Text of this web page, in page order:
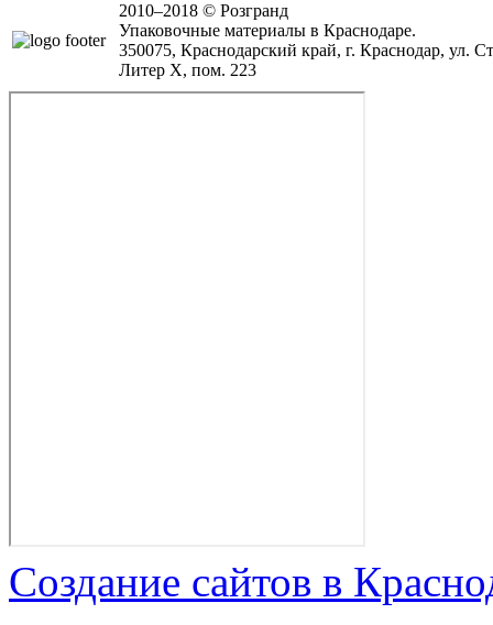
2010–2018 © Розгранд
Упаковочные материалы в Краснодаре.
350075, Краснодарский край, г. Краснодар, ул.
Литер Х, пом. 223
Создание сайтов в